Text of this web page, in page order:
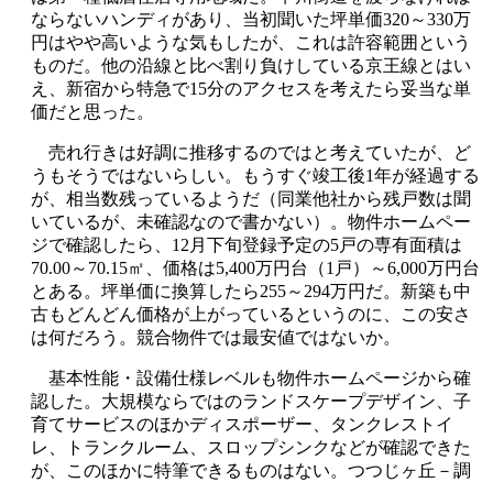
ならないハンディがあり、当初聞いた坪単価320～330万
円はやや高いような気もしたが、これは許容範囲という
ものだ。他の沿線と比べ割り負けしている京王線とはい
え、新宿から特急で15分のアクセスを考えたら妥当な単
価だと思った。
売れ行きは好調に推移するのではと考えていたが、ど
うもそうではないらしい。もうすぐ竣工後1年が経過する
が、相当数残っているようだ（同業他社から残戸数は聞
いているが、未確認なので書かない）。物件ホームペー
ジで確認したら、12月下旬登録予定の5戸の専有面積は
70.00～70.15㎡、価格は5,400万円台（1戸）～6,000万円台
とある。坪単価に換算したら255～294万円だ。新築も中
古もどんどん価格が上がっているというのに、この安さ
は何だろう。競合物件では最安値ではないか。
基本性能・設備仕様レベルも物件ホームページから確
認した。大規模ならではのランドスケープデザイン、子
育てサービスのほかディスポーザー、タンクレストイ
レ、トランクルーム、スロップシンクなどが確認できた
が、このほかに特筆できるものはない。つつじヶ丘－調